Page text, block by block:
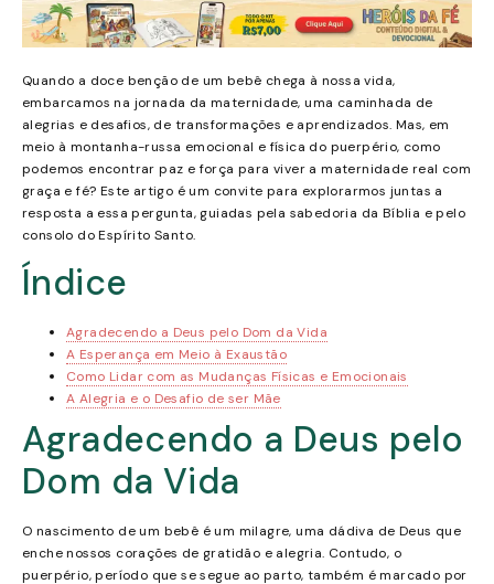
Quando a doce benção de um bebê chega à nossa vida,
embarcamos na jornada da maternidade, uma caminhada de
alegrias e desafios, de transformações e aprendizados. Mas, em
meio à montanha-russa emocional e física do puerpério, como
podemos encontrar paz e força para viver a maternidade real com
graça e fé? Este artigo é um convite para explorarmos juntas a
resposta a essa pergunta, guiadas pela sabedoria da Bíblia e pelo
consolo do Espírito Santo.
Índice
Agradecendo a Deus pelo Dom da Vida
A Esperança em Meio à Exaustão
Como Lidar com as Mudanças Físicas e Emocionais
A Alegria e o Desafio de ser Mãe
Agradecendo a Deus pelo
Dom da Vida
O nascimento de um bebê é um milagre, uma dádiva de Deus que
enche nossos corações de gratidão e alegria. Contudo, o
puerpério, período que se segue ao parto, também é marcado por